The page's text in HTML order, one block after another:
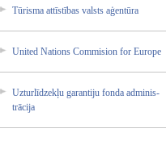
Tūrisma attīstī­bas valsts aģentūr­a
United Nations Commisi­on for Europe
Uzturlī­dzekļu garanti­ju fonda adminis­
trācija­